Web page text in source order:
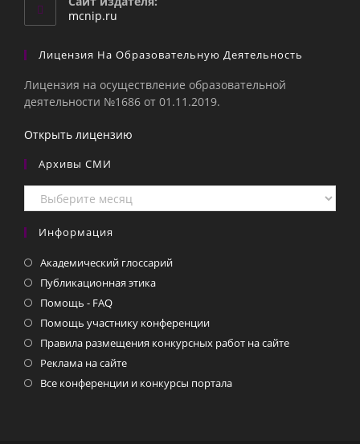
mcnip.ru
Лицензия На Образовательную Деятельность
Лицензия на осуществление образовательной
деятельности №1686 от 01.11.2019.
Открыть лицензию
Архивы СМИ
Архивы
СМИ
Информация
Академический глоссарий
Публикационная этика
Помощь - FAQ
Помощь участнику конференции
Правила размещения конкурсных работ на сайте
Реклама на сайте
Все конференции и конкурсы портала